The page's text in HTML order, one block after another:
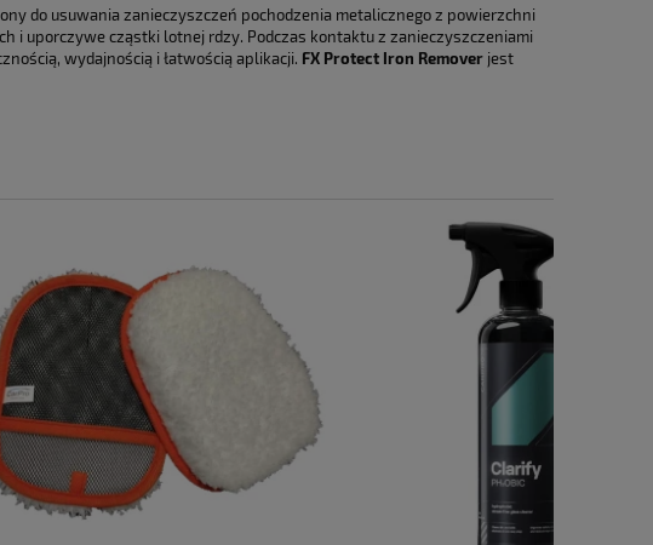
nie zawiera ewentualnych kosztów
do usuwania zanieczyszczeń pochodzenia metalicznego z powierzchni
i uporczywe cząstki lotnej rdzy. Podczas kontaktu z zanieczyszczeniami
wydajnością i łatwością aplikacji. FX Protect Iron Remover jest